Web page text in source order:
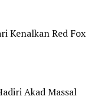
Kenalkan Red Fox
Akad Massal